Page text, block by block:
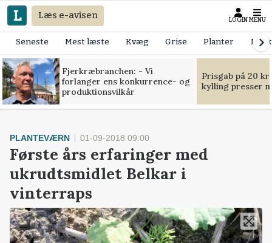
Læs e-avisen LOGIN MENU
Seneste Mest læste Kvæg Grise Planter
Fjerkræbranchen: - Vi
forlanger ens konkurrence- og
produktionsvilkår
Prisgab på 20
kylling presser
PLANTEVÆRN 01-09-2018 09:00
Første års erfaringer med
ukrudtsmidlet Belkar i
vinterraps